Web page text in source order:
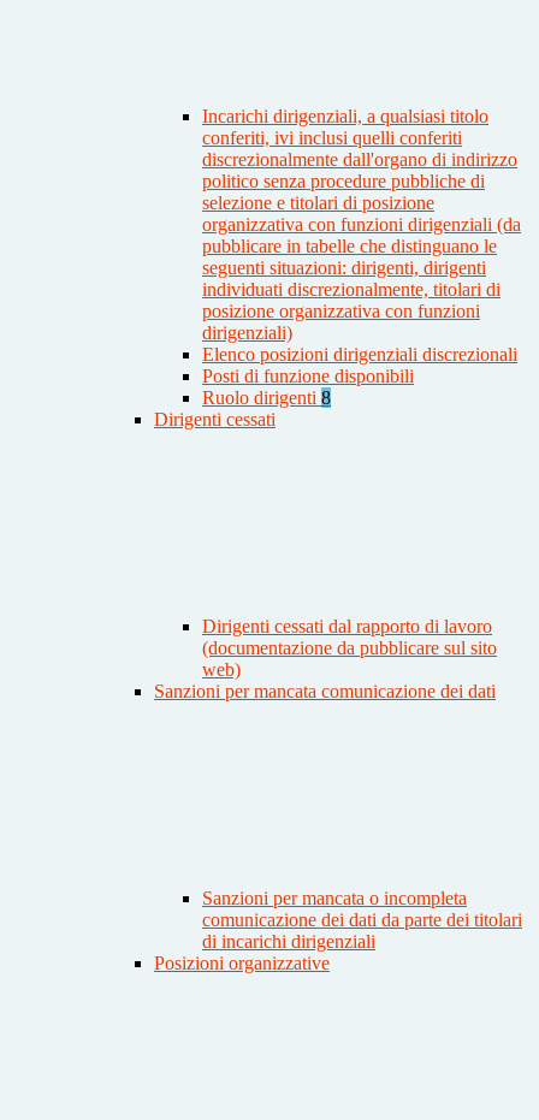
Incarichi dirigenziali, a qualsiasi titolo
conferiti, ivi inclusi quelli conferiti
discrezionalmente dall'organo di indirizzo
politico senza procedure pubbliche di
selezione e titolari di posizione
organizzativa con funzioni dirigenziali (da
pubblicare in tabelle che distinguano le
seguenti situazioni: dirigenti, dirigenti
individuati discrezionalmente, titolari di
posizione organizzativa con funzioni
dirigenziali)
Elenco posizioni dirigenziali discrezionali
Posti di funzione disponibili
Ruolo dirigenti 8
Dirigenti cessati
Dirigenti cessati dal rapporto di lavoro
(documentazione da pubblicare sul sito
web)
Sanzioni per mancata comunicazione dei dati
Sanzioni per mancata o incompleta
comunicazione dei dati da parte dei titolari
di incarichi dirigenziali
Posizioni organizzative